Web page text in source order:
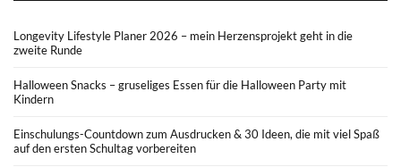
Longevity Lifestyle Planer 2026 – mein Herzensprojekt geht in die
zweite Runde
Halloween Snacks – gruseliges Essen für die Halloween Party mit
Kindern
Einschulungs-Countdown zum Ausdrucken & 30 Ideen, die mit viel Spaß
auf den ersten Schultag vorbereiten